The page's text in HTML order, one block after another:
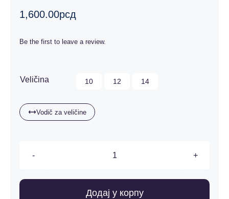
Kontakt
1,600.00рсд
Be the first to leave a review.
Veličina 10 12 14
Vodič za veličine
количина
Додај у корпу